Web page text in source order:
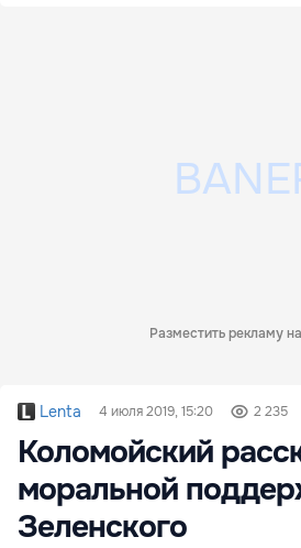
Разместить рекламу
Lenta 4 июля 2019, 15:20 2 235
Коломойский
моральной
Зеленского